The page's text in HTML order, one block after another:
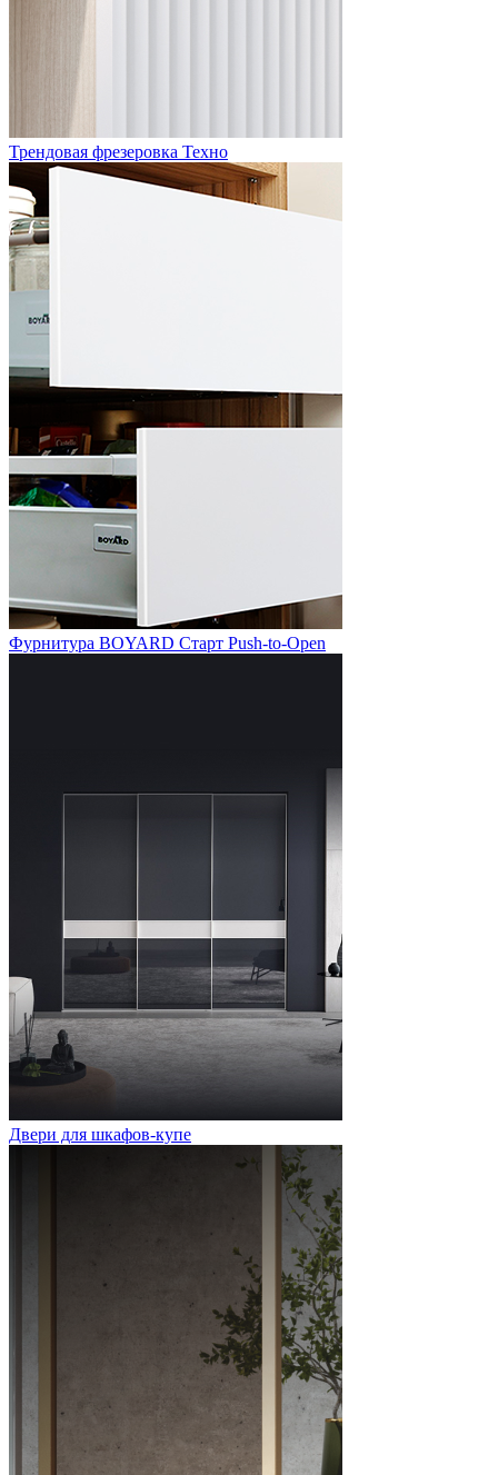
Трендовая фрезеровка Техно
Фурнитура BOYARD Старт Push-to-Open
Двери для шкафов-купе